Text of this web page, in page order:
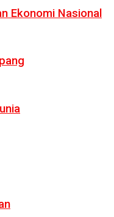
Ekonomi Nasional